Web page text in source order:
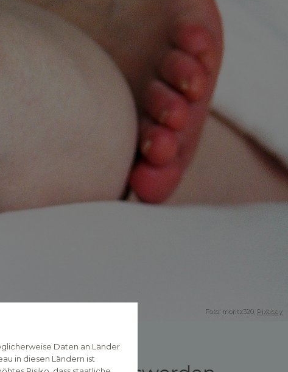
Foto: moritz320, Pixabay
Daten an Länder
in diesen Ländern ist